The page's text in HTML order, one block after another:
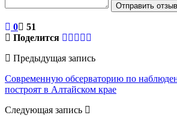
Отправить отзыв
0
51
Поделится
Предыдущая запись
Современную обсерваторию по
построят в Алтайском крае
Следующая запись